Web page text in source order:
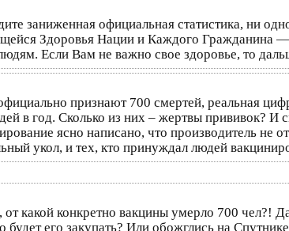
заниженная официальная статистика, ни
Здоровья Нации и Каждого Гражданина
Если Вам не важно свое здоровье, то
признают 700 смертей, реальная
в год. Сколько из них – жертвы прививок?
ясно написано, что производитель не
укол, и тех, кто принуждал людей
от какой конкретно вакцины умерло 700
будет его закупать? Или обожглись на